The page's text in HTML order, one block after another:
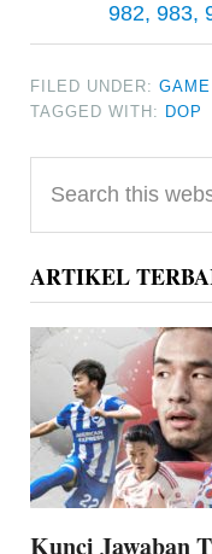
982, 983,
FILED UNDER:GAME
TAGGED WITH: DOP
Primary
Sidebar
this
website
ARTIKEL
Kunci Jawaban